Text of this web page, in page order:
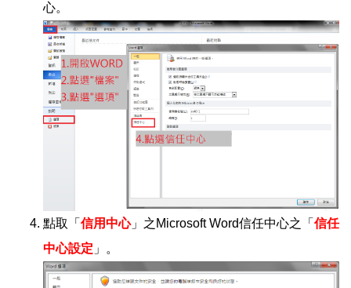
心。
點取「 信用中心」之Microsoft Word信任中心之「 信任
中心設定 」。